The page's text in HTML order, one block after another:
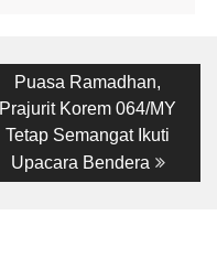
Next
post:
Puasa Ramadhan,
Prajurit Korem 064/MY
Tetap Semangat Ikuti
Upacara Bendera